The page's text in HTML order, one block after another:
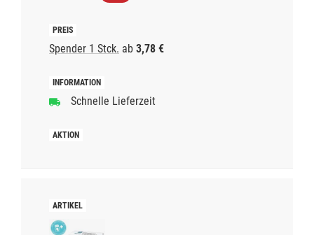
Spender 1 Stck. ab 3,78 €
Schnelle Lieferzeit